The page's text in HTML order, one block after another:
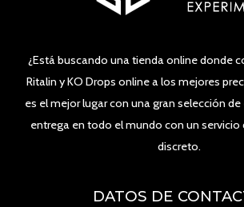
¿Está buscando una tienda online donde
Ritalin y KO Drops online a los mejores
es el mejor lugar con una gran selección
entrega en todo el mundo con un servicio
discreto.
DATOS DE